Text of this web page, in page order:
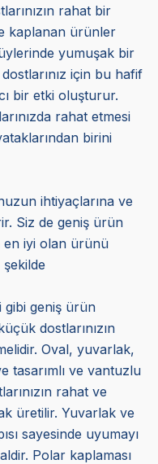
rahat bir
kaplanan ürünler
yumuşak bir
için bu hafif
bir etki oluşturur.
rahat etmesi
birini
ihtiyaçlarına ve
Siz de geniş ürün
en iyi olan ürünü
gibi geniş ürün
dostlarınızın
Oval, yuvarlak,
tasarımlı ve vantuzlu
rahat ve
üretilir. Yuvarlak ve
sayesinde uyumayı
Polar kaplaması